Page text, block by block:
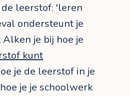
leerstof: 'leren
ondersteunt je
je bij hoe je
kunt
je de leerstof in je
je je schoolwerk